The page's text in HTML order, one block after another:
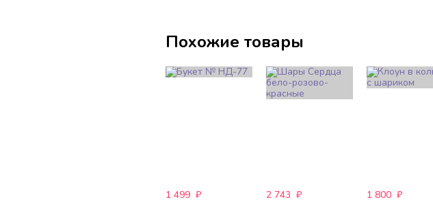
Похожие товары
1 499 ₽
2 743 ₽
1 800 ₽